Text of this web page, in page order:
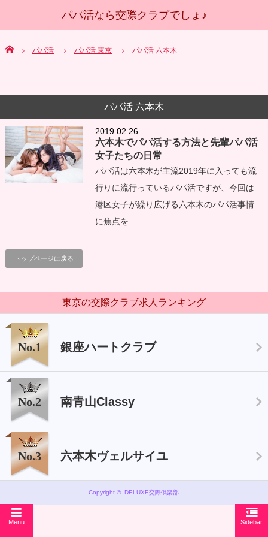
Menu Sidebar
Home パパ活 パパ活 東京 パパ活 六本木
パパ活 六本木
2019.02.26
六本木でパパ活する方法と先輩パパ活
女子たちの日常
パパ活は六本木が主流2019年に入っても流
行りに流行っているパパ活ですが、今回は
港区女子が繰り広げる六本木のパパ活事情
に焦点を…
トップページに戻る
東京の交際クラブ求人ランキング
No.1 銀座ハートクラブ
No.2 南青山Classy
No.3 六本木ヴェルサイユ
Copyright © DELUXE交際倶楽部